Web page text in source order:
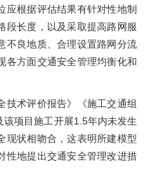
应根据评估结果有针对性地制
段长度，以及采取提高路网服
不良地质、合理设置路网分流
各方面交通安全管理均衡化和
技术评价报告》《施工交通组
项目施工开展1.5年内未发生
现状相吻合，这表明所建模型
性地提出交通安全管理改进措